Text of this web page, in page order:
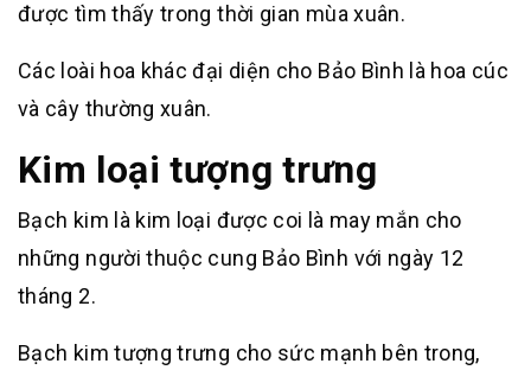
được tìm thấy trong thời gian mùa xuân.
Các loài hoa khác đại diện cho Bảo Bình là hoa cúc
và cây thường xuân.
Kim loại tượng trưng
Bạch kim là kim loại được coi là may mắn cho
những người thuộc cung Bảo Bình với ngày 12
tháng 2.
Bạch kim tượng trưng cho sức mạnh bên trong,